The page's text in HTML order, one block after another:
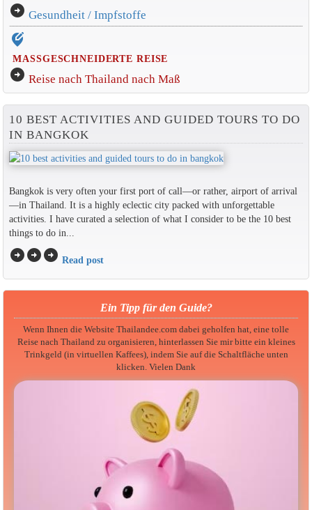
arrow_circle_right Gesundheit / Impfstoffe
edit_location_alt
MASSGESCHNEIDERTE REISE
arrow_circle_right Reise nach Thailand nach Maß
10 BEST ACTIVITIES AND GUIDED TOURS TO DO
IN BANGKOK
Bangkok is very often your first port of call—or rather, airport of arrival
—in Thailand. It is a highly eclectic city packed with unforgettable
activities. I have curated a selection of what I consider to be the 10 best
things to do in...
arrow_circle_rightarrow_circle_rightarrow_circle_right Read post
Ein Tipp für den Guide?
Wenn Ihnen die Website Thailandee.com dabei geholfen hat, eine tolle
Reise nach Thailand zu organisieren, hinterlassen Sie mir bitte ein kleines
Trinkgeld (in virtuellen Kaffees), indem Sie auf die Schaltfläche unten
klicken. Vielen Dank